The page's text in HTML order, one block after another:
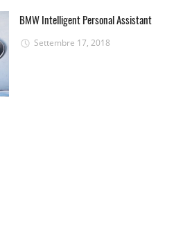
BMW Intelligent Personal Assistant
Settembre 17, 2018